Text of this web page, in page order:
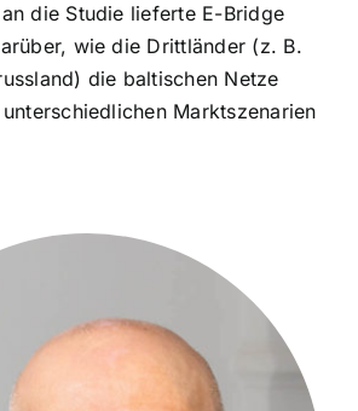
die Studie lieferte E-Bridge
wie die Drittländer (z. B.
die baltischen Netze
Marktszenarien